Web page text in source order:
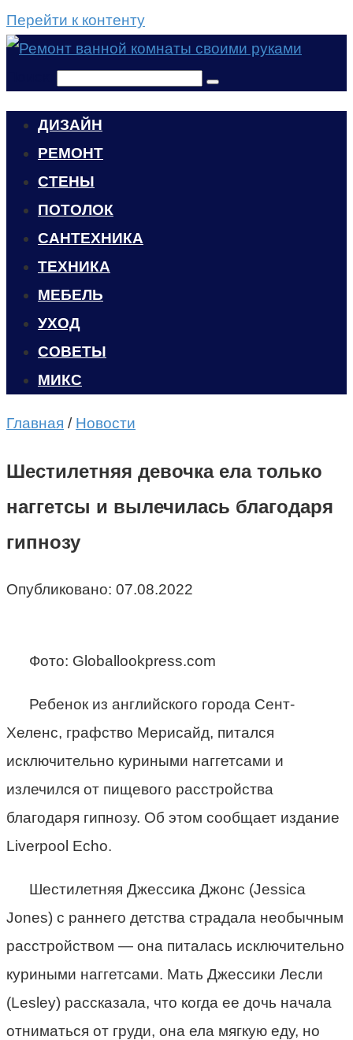
Перейти к контенту
ДИЗАЙН
РЕМОНТ
СТЕНЫ
ПОТОЛОК
САНТЕХНИКА
ТЕХНИКА
МЕБЕЛЬ
УХОД
CОВЕТЫ
МИКС
Главная / Новости
Шестилетняя девочка ела только
наггетсы и вылечилась благодаря
гипнозу
Опубликовано: 07.08.2022
Фото: Globallookpress.com
Ребенок из английского города Сент-
Хеленс, графство Мерисайд, питался
исключительно куриными наггетсами и
излечился от пищевого расстройства
благодаря гипнозу. Об этом сообщает издание
Liverpool Echo.
Шестилетняя Джессика Джонс (Jessica
Jones) с раннего детства страдала необычным
расстройством — она питалась исключительно
куриными наггетсами. Мать Джессики Лесли
(Lesley) рассказала, что когда ее дочь начала
отниматься от груди, она ела мягкую еду, но